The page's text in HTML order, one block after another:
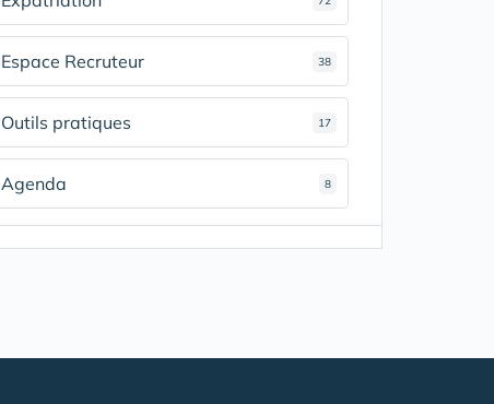
Espace Recruteur 38
Outils pratiques 17
Agenda 8